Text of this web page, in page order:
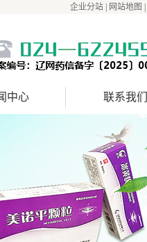
企业分站 网站地图
中心 联系我们